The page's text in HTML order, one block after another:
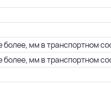
мм в транспортном
мм в транспортном